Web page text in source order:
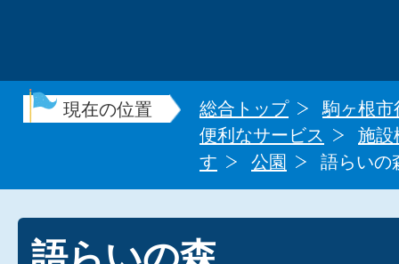
現在の位置 総合トップ
駒ヶ根市
便利なサービス
施設
す
公園 語らいの